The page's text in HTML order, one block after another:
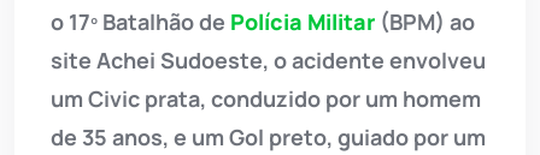
o 17º Batalhão de Polícia Militar (BPM) ao
site Achei Sudoeste, o acidente envolveu
um Civic prata, conduzido por um homem
de 35 anos, e um Gol preto, guiado por um